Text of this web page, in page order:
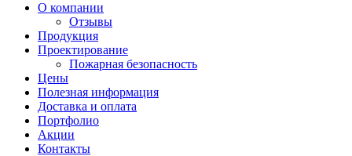
О компании
Отзывы
Продукция
Проектирование
Пожарная безопасность
Цены
Полезная информация
Доставка и оплата
Портфолио
Акции
Контакты